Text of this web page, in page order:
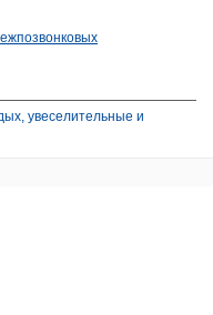
увеселительные и